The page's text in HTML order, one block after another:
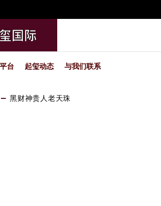
国际
台 起玺动态 与我们联系
黑财神贵人老天珠